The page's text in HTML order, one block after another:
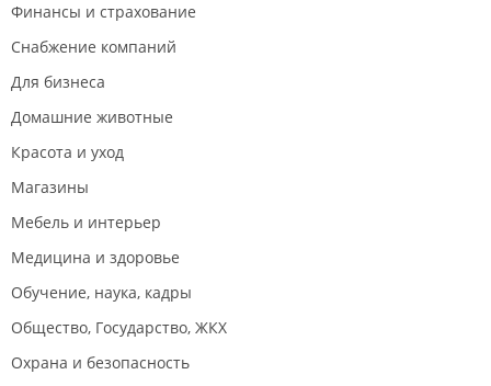
Финансы и страхование
Снабжение компаний
Для бизнеса
Домашние животные
Красота и уход
Магазины
Мебель и интерьер
Медицина и здоровье
Обучение, наука, кадры
Общество, Государство, ЖКХ
Охрана и безопасность